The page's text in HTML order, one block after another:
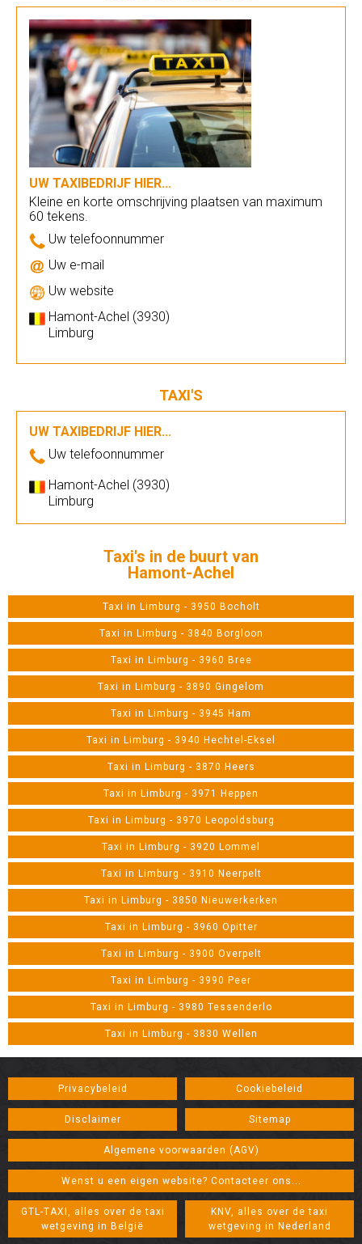
UW TAXIBEDRIJF HIER...
Kleine en korte omschrijving plaatsen van maximum
60 tekens.
Uw telefoonnummer
Uw e-mail
Uw website
Hamont-Achel (3930)
Limburg
TAXI'S
UW TAXIBEDRIJF HIER...
Uw telefoonnummer
Hamont-Achel (3930)
Limburg
Taxi's in de buurt van
Hamont-Achel
Taxi in Limburg - 3950 Bocholt
Taxi in Limburg - 3840 Borgloon
Taxi in Limburg - 3960 Bree
Taxi in Limburg - 3890 Gingelom
Taxi in Limburg - 3945 Ham
Taxi in Limburg - 3940 Hechtel-Eksel
Taxi in Limburg - 3870 Heers
Taxi in Limburg - 3971 Heppen
Taxi in Limburg - 3970 Leopoldsburg
Taxi in Limburg - 3920 Lommel
Taxi in Limburg - 3910 Neerpelt
Taxi in Limburg - 3850 Nieuwerkerken
Taxi in Limburg - 3960 Opitter
Taxi in Limburg - 3900 Overpelt
Taxi in Limburg - 3990 Peer
Taxi in Limburg - 3980 Tessenderlo
Taxi in Limburg - 3830 Wellen
Privacybeleid Cookiebeleid
Disclaimer Sitemap
Algemene voorwaarden (AGV)
Wenst u een eigen website? Contacteer ons...
GTL-TAXI, alles over de taxi
wetgeving in België
KNV, alles over de taxi
wetgeving in Nederland